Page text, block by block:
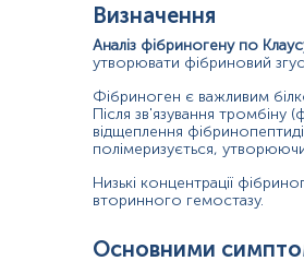
Моніторинг тяжкості та
Спостереження за особами з
Комплексне обстеження осіб
Наявність порушень в інших
Наявність родичів зі
Визначення ризику серцево-
Визначення
Аналіз фібриногену по
утворювати фібриновий
Фібриноген є важливим
Після зв'язування тромбіну
відщеплення
полімеризується,
Низькі концентрації
вторинного гемостазу.
Основними